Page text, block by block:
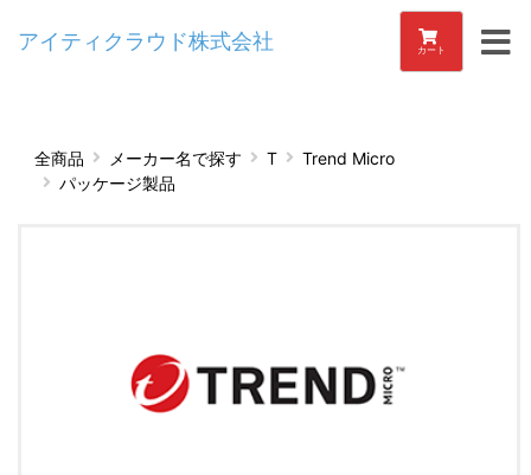
アイティクラウド株式会社 カート
全商品 メーカー名で探す T
Trend Micro
パッケージ製品